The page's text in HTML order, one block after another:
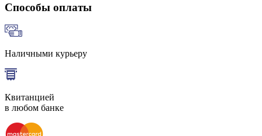
Способы оплаты
Наличными курьеру
Квитанцией
в любом банке